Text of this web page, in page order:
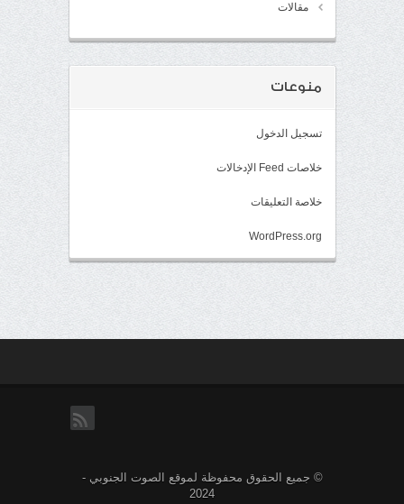
مقالات
منوعات
تسجيل الدخول
خلاصات Feed الإدخالات
خلاصة التعليقات
WordPress.org
© جميع الحقوق محفوظة لموقع الصوت الجنوبي -
2024